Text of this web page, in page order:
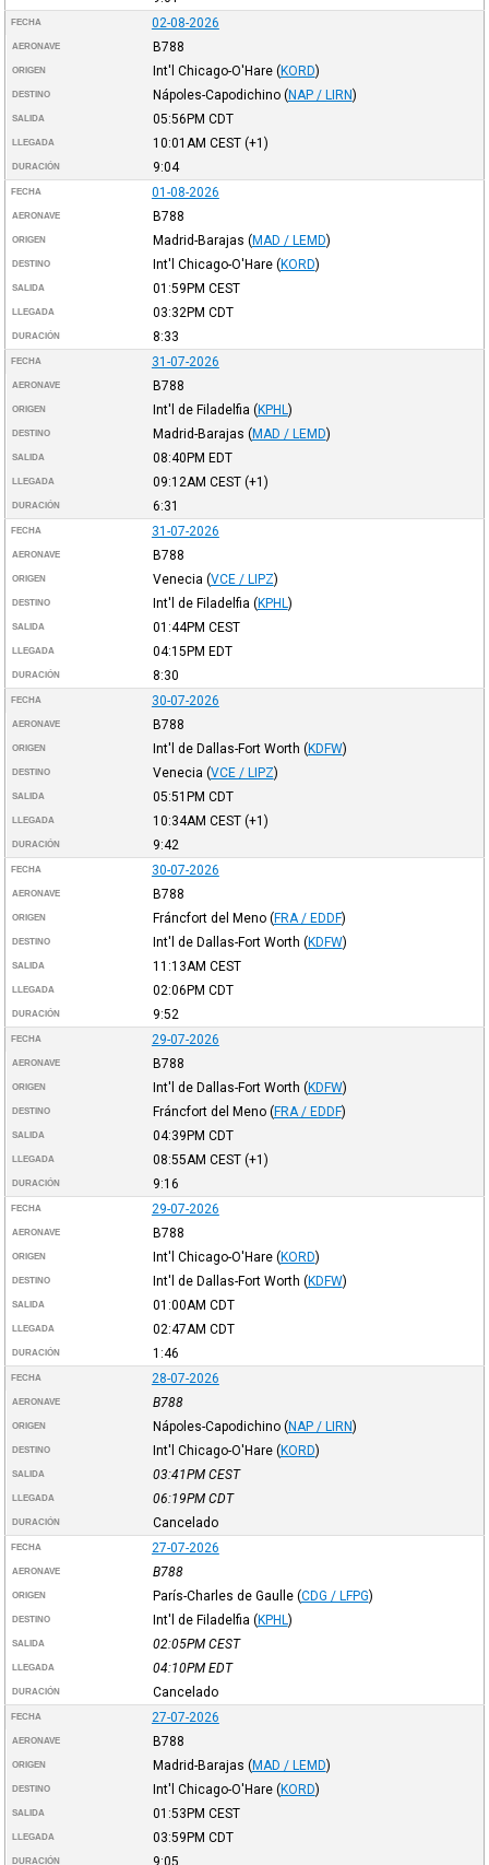
FECHA 02-08-2026
AERONAVE B788
ORIGEN Int'l Chicago-O'Hare (KORD)
DESTINO Nápoles-Capodichino (NAP / LIRN)
SALIDA 05:56PM CDT
LLEGADA 10:01AM CEST(+1)
DURACIÓN 9:04
FECHA 01-08-2026
AERONAVE B788
ORIGEN Madrid-Barajas (MAD / LEMD)
DESTINO Int'l Chicago-O'Hare (KORD)
SALIDA 01:59PM CEST
LLEGADA 03:32PM CDT
DURACIÓN 8:33
FECHA 31-07-2026
AERONAVE B788
ORIGEN Int'l de Filadelfia (KPHL )
DESTINO Madrid-Barajas (MAD / LEMD)
SALIDA 08:40PM EDT
LLEGADA 09:12AM CEST(+1)
DURACIÓN 6:31
FECHA 31-07-2026
AERONAVE B788
ORIGEN Venecia (VCE / LIPZ)
DESTINO Int'l de Filadelfia (KPHL )
SALIDA 01:44PM CEST
LLEGADA 04:15PM EDT
DURACIÓN 8:30
FECHA 30-07-2026
AERONAVE B788
ORIGEN Int'l de Dallas-Fort Worth (KDFW)
DESTINO Venecia (VCE / LIPZ)
SALIDA 05:51PM CDT
LLEGADA 10:34AM CEST(+1)
DURACIÓN 9:42
FECHA 30-07-2026
AERONAVE B788
ORIGEN Fráncfort del Meno (FRA / EDDF)
DESTINO Int'l de Dallas-Fort Worth (KDFW)
SALIDA 11:13AM CEST
LLEGADA 02:06PM CDT
DURACIÓN 9:52
FECHA 29-07-2026
AERONAVE B788
ORIGEN Int'l de Dallas-Fort Worth (KDFW)
DESTINO Fráncfort del Meno (FRA / EDDF)
SALIDA 04:39PM CDT
LLEGADA 08:55AM CEST(+1)
DURACIÓN 9:16
FECHA 29-07-2026
AERONAVE B788
ORIGEN Int'l Chicago-O'Hare (KORD)
DESTINO Int'l de Dallas-Fort Worth (KDFW)
SALIDA 01:00AM CDT
LLEGADA 02:47AM CDT
DURACIÓN 1:46
FECHA 28-07-2026
AERONAVE B788
ORIGEN Nápoles-Capodichino (NAP / LIRN)
DESTINO Int'l Chicago-O'Hare (KORD)
SALIDA 03:41PM CEST
LLEGADA 06:19PM CDT
DURACIÓN Cancelado
FECHA 27-07-2026
AERONAVE B788
ORIGEN París-Charles de Gaulle (CDG / LFPG)
DESTINO Int'l de Filadelfia (KPHL )
SALIDA 02:05PM CEST
LLEGADA 04:10PM EDT
DURACIÓN Cancelado
FECHA 27-07-2026
AERONAVE B788
ORIGEN Madrid-Barajas (MAD / LEMD)
DESTINO Int'l Chicago-O'Hare (KORD)
SALIDA 01:53PM CEST
LLEGADA 03:59PM CDT
DURACIÓN 9:05